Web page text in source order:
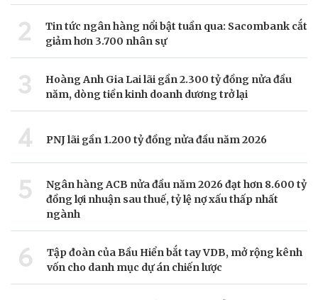
2
Tin tức ngân hàng nổi bật tuần qua: Sacombank cắt
giảm hơn 3.700 nhân sự
3
Hoàng Anh Gia Lai lãi gần 2.300 tỷ đồng nửa đầu
năm, dòng tiền kinh doanh dương trở lại
4 PNJ lãi gần 1.200 tỷ đồng nửa đầu năm 2026
5
Ngân hàng ACB nửa đầu năm 2026 đạt hơn 8.600 tỷ
đồng lợi nhuận sau thuế, tỷ lệ nợ xấu thấp nhất
ngành
6
Tập đoàn của Bầu Hiển bắt tay VDB, mở rộng kênh
vốn cho danh mục dự án chiến lược